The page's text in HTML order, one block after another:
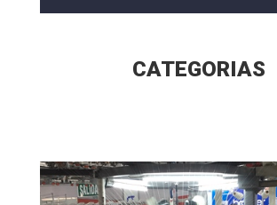
CATEGORIAS